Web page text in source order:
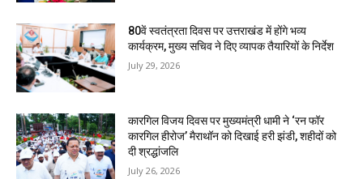
80वें स्वतंत्रता दिवस पर उत्तराखंड में होंगे भव्य
कार्यक्रम, मुख्य सचिव ने दिए व्यापक तैयारियों के निर्देश
July 29, 2026
कारगिल विजय दिवस पर मुख्यमंत्री धामी ने ‘रन फॉर
कारगिल हीरोज’ मैराथॉन को दिखाई हरी झंडी, शहीदों को
दी श्रद्धांजलि
July 26, 2026